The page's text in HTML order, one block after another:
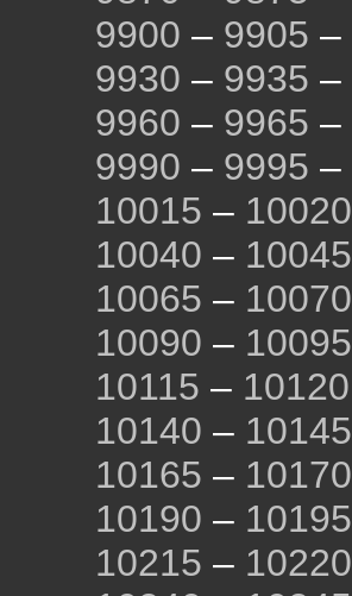
9900 – 9905 –
9930 – 9935 –
9960 – 9965 –
9990 – 9995 –
10015 – 10020
10040 – 10045
10065 – 10070
10090 – 10095
10115 – 10120
10140 – 10145
10165 – 10170
10190 – 10195
10215 – 10220